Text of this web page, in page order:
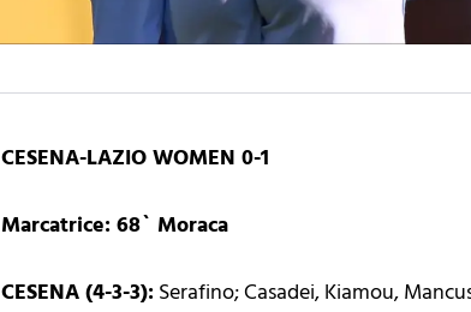
CESENA-LAZIO WOMEN 0-1
Marcatrice: 68` Moraca
CESENA (4-3-3):Serafino; Casadei, Kiamou,